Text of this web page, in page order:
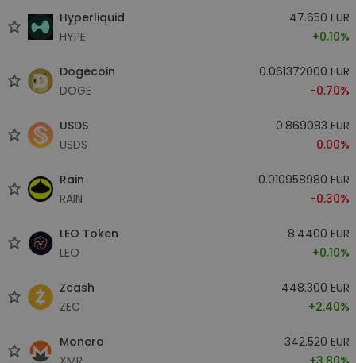
Hyperliquid
HYPE
47.650 EUR
+0.10%
Dogecoin
DOGE
0.061372000 EUR
-0.70%
USDS
USDS
0.869083 EUR
0.00%
Rain
RAIN
0.010958980 EUR
-0.30%
LEO Token
LEO
8.4400 EUR
+0.10%
Zcash
ZEC
448.300 EUR
+2.40%
Monero
342.520 EUR